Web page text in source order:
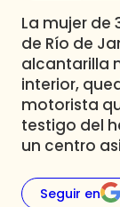
La mujer de
de Río de
alcantarilla
interior,
motorista
testigo del
un centro
Seguir en
Todos Los